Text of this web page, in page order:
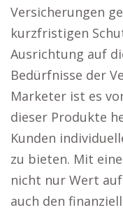
Versicherungen
kurzfristigen
Ausrichtung auf
Bedürfnisse der
Marketer ist es
dieser Produkte
Kunden
zu bieten. Mit
nicht nur Wert
auch den